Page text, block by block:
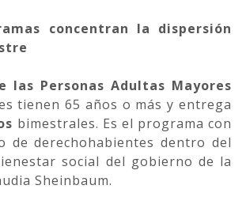
concentran la dispersión
las Personas Adultas Mayores
tienen 65 años o más y entrega
bimestrales. Es el programa con
de derechohabientes dentro del
social del gobierno de la
Sheinbaum.